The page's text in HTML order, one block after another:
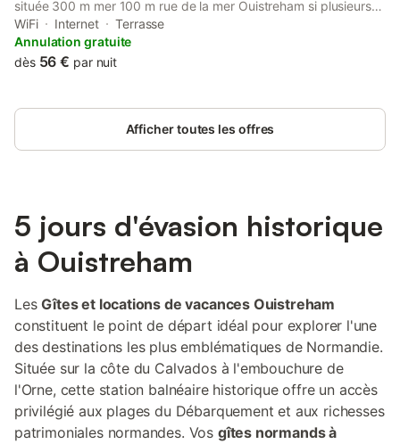
située 300 m mer 100 m rue de la mer Ouistreham si plusieurs
nuits location simple provides accommodation with balcony,
around 500 metres from Riva-Bella Beach.
WiFi Internet
Terrasse
Annulation gratuite
dès 56 € par nuit
Afficher toutes les offres
5 jours d'évasion historique
à Ouistreham
LesGîtes et locations de vacances Ouistreham
constituent le point de départ idéal pour explorer l'une
des destinations les plus emblématiques de Normandie.
Située sur la côte du Calvados à l'embouchure de
l'Orne, cette station balnéaire historique offre un accès
privilégié aux plages du Débarquement et aux richesses
patrimoniales normandes. Vos gîtes normands à